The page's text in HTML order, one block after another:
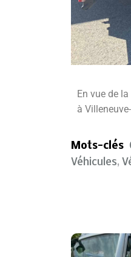
En vue de
à
Mots-clés
Véhicules,